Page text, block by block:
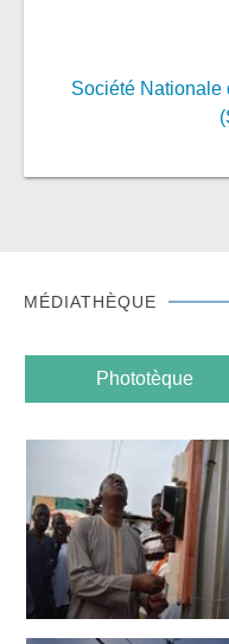
Société Nationale
MÉDIATHÈQUE
Phototèque